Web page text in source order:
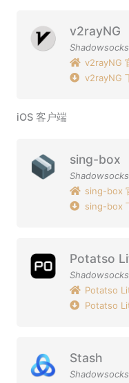
v2rayNG
v2rayNG
v2rayNG
iOS 客户端
sing-box
sing-box
sing-box
Potatso
Potatso
Potatso
Stash